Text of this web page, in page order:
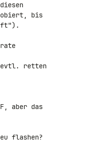
bis
evtl. retten
aber das
flashen?